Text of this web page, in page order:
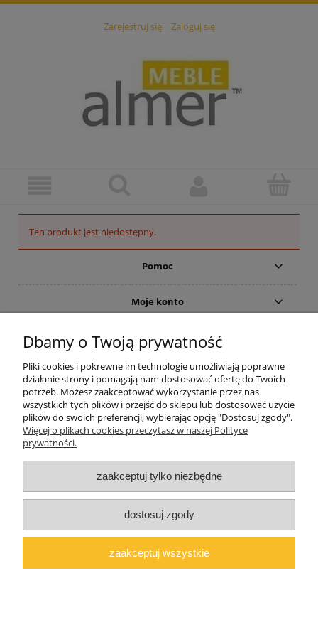
Zarejestruj się Zaloguj się
Ten produkt jest niedostępny.
Pomoc
Moje konto
O firmie
Polski producent mebli ALMER MEBLE | Okrajszów 20, 97-500
Radomsko, woj. łódzkie | NIP: 7722212376 | E-
mail:marcin@almermeble.pl| Telefon:446824803
© 2025copyright by ALMER MEBLE
Sklep internetowy Shoper.pl
Dbamy o Twoją prywatność
Pliki cookies i pokrewne im technologie umożliwiają poprawne
działanie strony i pomagają nam dostosować ofertę do Twoich
potrzeb. Możesz zaakceptować wykorzystanie przez nas
wszystkich tych plików i przejść do sklepu lub dostosować użycie
plików do swoich preferencji, wybierając opcję "Dostosuj zgody".
Więcej o plikach cookies przeczytasz w naszej Polityce
prywatności.
zaakceptuj tylko niezbędne
dostosuj zgody
zaakceptuj wszystkie